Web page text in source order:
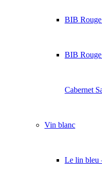
BIB Rouge
BIB Rouge
Cabernet
Vin blanc
Le lin bleu